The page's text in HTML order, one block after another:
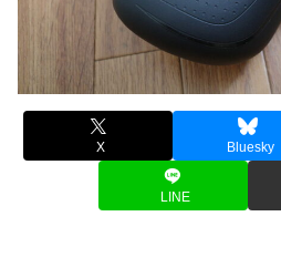
X Bluesky
LINE